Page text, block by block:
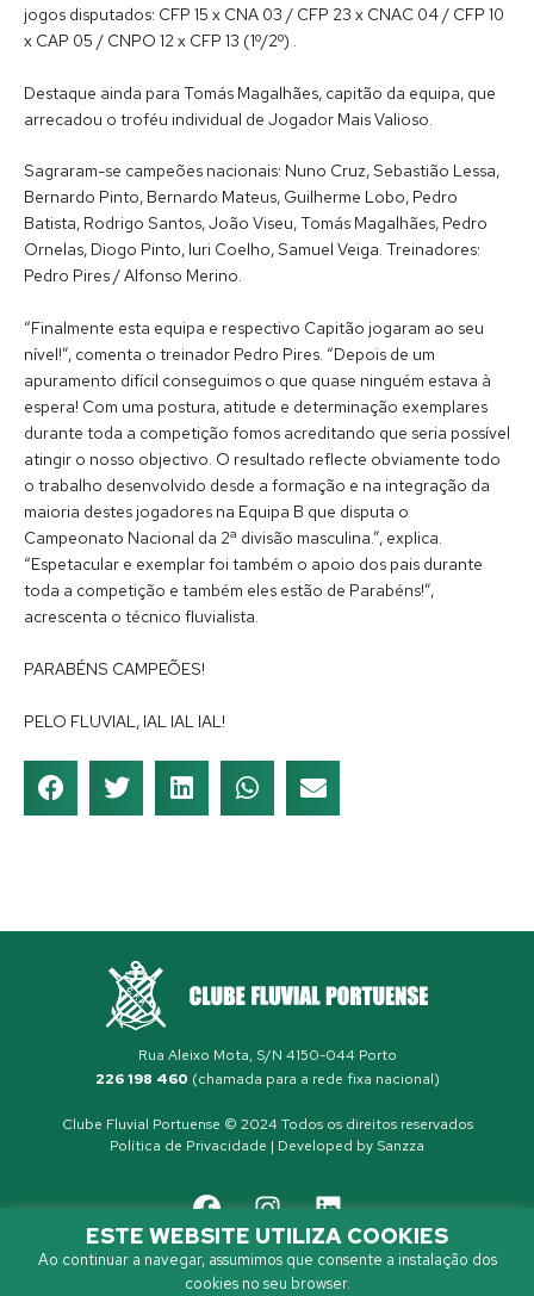
jogos disputados: CFP 15 x CNA 03 / CFP 23 x CNAC 04 / CFP 10
x CAP 05 / CNPO 12 x CFP 13 (1º/2º) .
Destaque ainda para Tomás Magalhães, capitão da equipa, que
arrecadou o troféu individual de Jogador Mais Valioso.
Sagraram-se campeões nacionais: Nuno Cruz, Sebastião Lessa,
Bernardo Pinto, Bernardo Mateus, Guilherme Lobo, Pedro
Batista, Rodrigo Santos, João Viseu, Tomás Magalhães, Pedro
Ornelas, Diogo Pinto, Iuri Coelho, Samuel Veiga. Treinadores:
Pedro Pires / Alfonso Merino.
“Finalmente esta equipa e respectivo Capitão jogaram ao seu
nível!”, comenta o treinador Pedro Pires. “Depois de um
apuramento difícil conseguimos o que quase ninguém estava à
espera! Com uma postura, atitude e determinação exemplares
durante toda a competição fomos acreditando que seria possível
atingir o nosso objectivo. O resultado reflecte obviamente todo
o trabalho desenvolvido desde a formação e na integração da
maioria destes jogadores na Equipa B que disputa o
Campeonato Nacional da 2ª divisão masculina.”, explica.
“Espetacular e exemplar foi também o apoio dos pais durante
toda a competição e também eles estão de Parabéns!”,
acrescenta o técnico fluvialista.
PARABÉNS CAMPEÕES!
PELO FLUVIAL, IAL IAL IAL!
Rua Aleixo Mota, S/N 4150-044 Porto
226 198 460 (chamada para a rede fixa nacional)
Clube Fluvial Portuense © 2024 Todos os direitos reservados
Política de Privacidade | Developed by Sanzza
ESTE WEBSITE UTILIZA COOKIES
Ao continuar a navegar, assumimos que consente a instalação dos
cookies no seu browser.